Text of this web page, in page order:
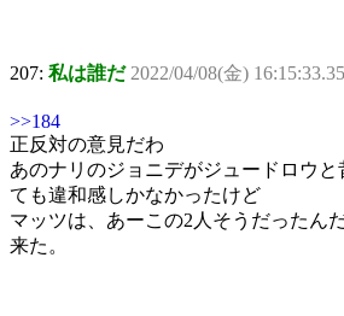
207: 私は誰だ 2022/04/08(金)
>>184
正反対の意見だわ
あのナリのジョニデがジュードロウ
ても違和感しかなかったけど
マッツは、あーこの2人そうだったん
来た。